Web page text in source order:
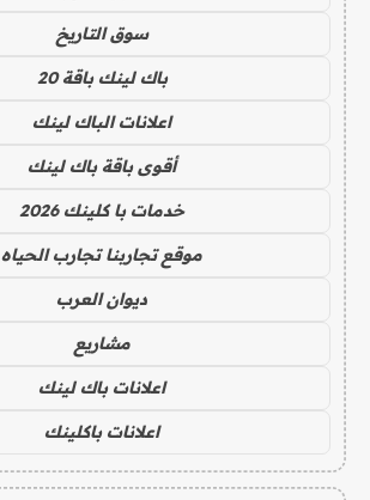
سوق التاريخ
باك لينك باقة 20
اعلانات الباك لينك
أقوى باقة باك لينك
خدمات با كلينك 2026
موقع تجاربنا تجارب الحياه
ديوان العرب
مشاريع
اعلانات باك لينك
اعلانات باكلينك